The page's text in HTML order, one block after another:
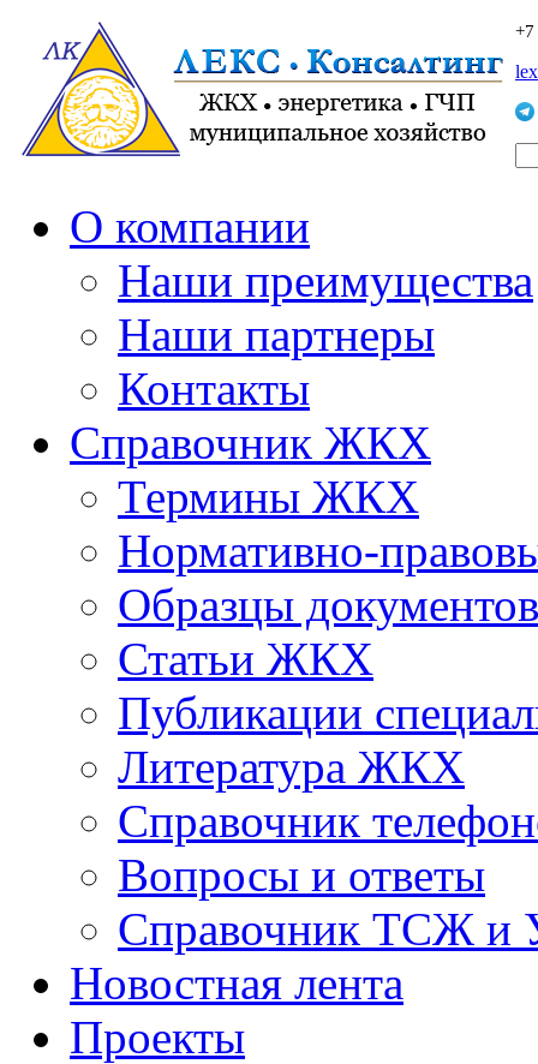
О компании
Наши преимущества
Наши партнеры
Контакты
Справочник ЖКХ
Термины ЖКХ
Нормативно-
Образцы документов
Статьи ЖКХ
Публикации
Литература ЖКХ
Справочник
Вопросы и ответы
Справочник ТСЖ и
Новостная лента
Проекты